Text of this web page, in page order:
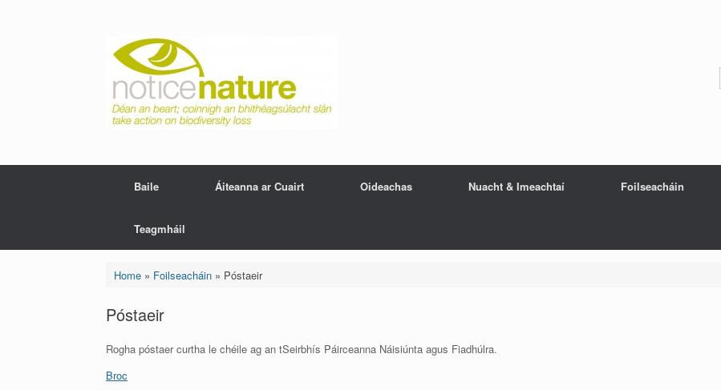
Baile Áiteanna ar Cuairt Oideachas Nuacht & Imeachtaí Foilseacháin
Teagmháil
Home» Foilseacháin» Póstaeir
Póstaeir
Rogha póstaer curtha le chéile ag an tSeirbhís Páirceanna Náisiúnta agus Fiadhúlra.
Broc